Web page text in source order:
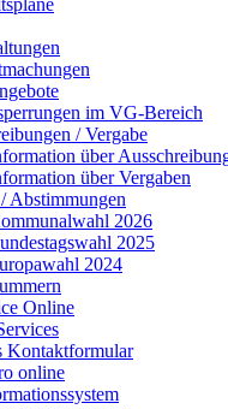
im VG-Bereich
/ Vergabe
über
über Vergaben
Abstimmungen
2026
2025
2024
Online
Kontaktformular
online